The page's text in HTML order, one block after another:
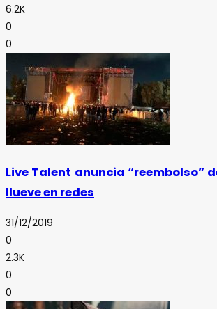
6.2K
0
0
Live Talent anuncia “reembolso”
llueve en redes
31/12/2019
0
2.3K
0
0